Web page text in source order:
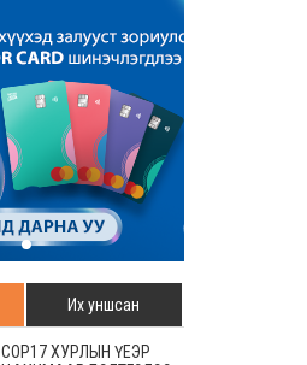
Их уншсан
COP17 ХУРЛЫН ҮЕЭР